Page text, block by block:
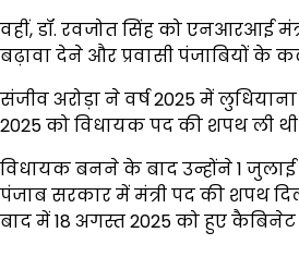
वहीं, डॉ. रवजोत सिंह को एनआरआई
बढ़ावा देने और प्रवासी पंजाबियों
संजीव अरोड़ा ने वर्ष 2025 में
2025 को विधायक पद की शपथ ली
विधायक बनने के बाद उन्होंने 1 जुलाई
पंजाब सरकार में मंत्री पद की शपथ
बाद में 18 अगस्त 2025 को हुए कैबिनेट